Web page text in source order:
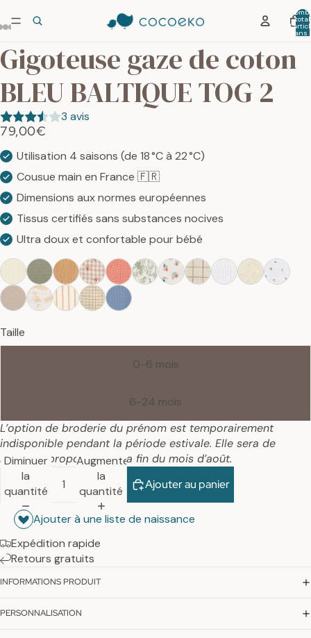
total
dans
Gigoteuse gaze de coton
BLEU BALTIQUE TOG 2
3 avis
79,00€
Utilisation 4 saisons (de 18 °C à 22 °C)
Cousue main en France 🇫🇷
Dimensions aux normes européennes
Tissus certifiés sans substances nocives
Ultra doux et confortable pour bébé
Taille
0-6 mois
6-24 mois
L’option de broderie du prénom est temporairement
indisponible pendant la période estivale. Elle sera de
nouveau proposée dès la fin du mois d’août.
Diminuer
la
quantité
Augmenter
la
quantité
Ajouter au panier
Ajouter à une liste de naissance
Expédition rapide
Retours gratuits
INFORMATIONS PRODUIT
PERSONNALISATION